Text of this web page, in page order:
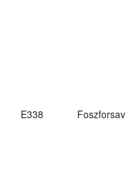
E338 Foszforsav